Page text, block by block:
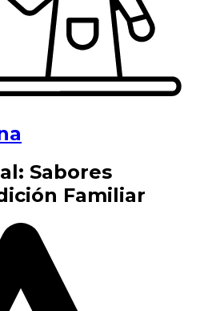
Sabores
Familiar